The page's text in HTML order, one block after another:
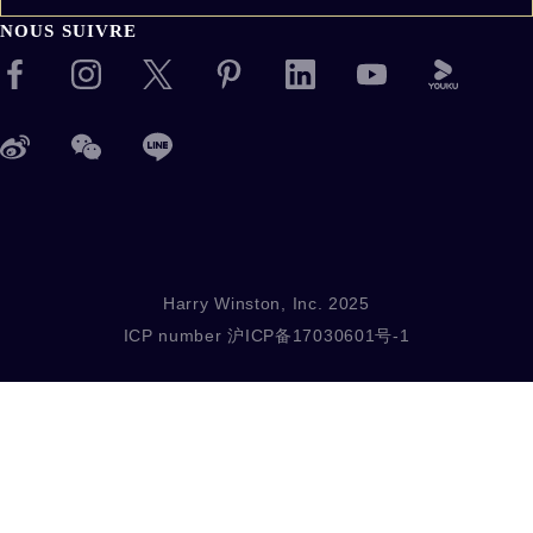
NOUS SUIVRE
Harry Winston, Inc. 2025
ICP number沪ICP备17030601号-1